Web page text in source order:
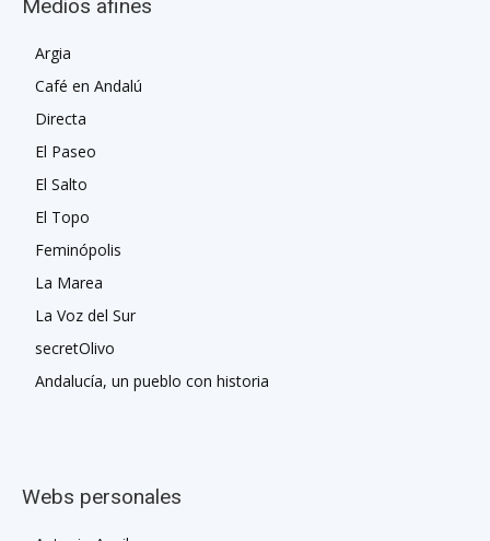
Medios afines
Argia
Café en Andalú
Directa
El Paseo
El Salto
El Topo
Feminópolis
La Marea
La Voz del Sur
secretOlivo
Andalucía, un pueblo con historia
Webs personales